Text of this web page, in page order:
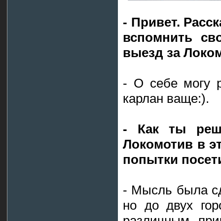
- Привет.
вспомнить
выезд за
- О себе могу
карлан ваще:).
- Как ты
Локомотив в
попытки
- Мысль была
но до двух